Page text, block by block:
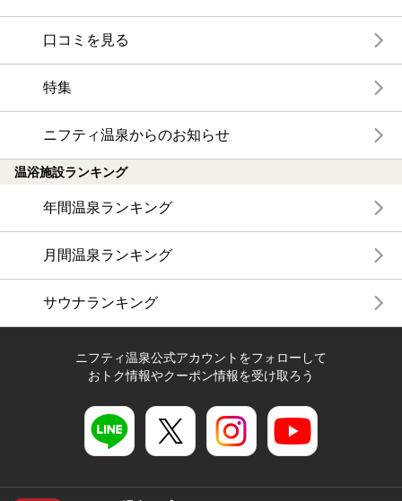
口コミを見る
特集
ニフティ温泉からのお知らせ
温浴施設ランキング
年間温泉ランキング
月間温泉ランキング
サウナランキング
ニフティ温泉公式アカウントをフォローして
おトク情報やクーポン情報を受け取ろう